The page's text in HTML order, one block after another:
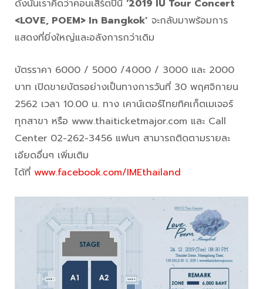
ดังนั้นเราคิดว่าคอนเสิร์ตปีนี้ ‘2019 IU Tour Concert
<LOVE, POEM> In Bangkok’ จะกลับมาพร้อมการ
แสดงที่ยิ่งใหญ่และอลังการกว่าเดิม
บัตรราคา 6000 / 5000 /4000 / 3000 และ 2000
บาท เปิดขายบัตรอย่างเป็นทางการวันที่ 30 พฤศจิกายน
2562 เวลา 10.00 น. ทาง เคาน์เตอร์ไทยทิคเก็ตเมเจอร์
ทุกสาขา หรือ www.thaiticketmajor.com และ Call
Center 02-262-3456 แฟนๆ สามารถติดตามรายละ
เอียดอื่นๆ เพิ่มเติม
ได้ที่ www.facebook.com/IMEthailand